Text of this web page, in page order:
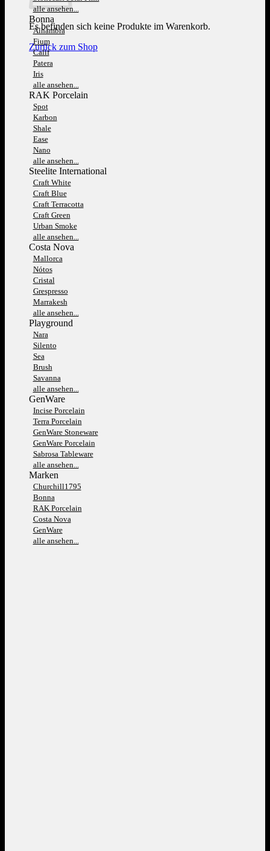
Es befinden sich keine Produkte im Warenkorb.
Zurück zum Shop
alle ansehen...
Bonna
Alhambra
Fium
Calif
Patera
Iris
alle ansehen...
RAK Porcelain
Spot
Karbon
Shale
Ease
Nano
alle ansehen...
Steelite International
Craft White
Craft Blue
Craft Terracotta
Craft Green
Urban Smoke
alle ansehen...
Costa Nova
Mallorca
Nótos
Cristal
Grespresso
Marrakesh
alle ansehen...
Playground
Nara
Silento
Sea
Brush
Savanna
alle ansehen...
GenWare
Incise Porcelain
Terra Porcelain
GenWare Stoneware
GenWare Porcelain
Sabrosa Tableware
alle ansehen...
Marken
Churchill1795
Bonna
RAK Porcelain
Costa Nova
GenWare
alle ansehen...